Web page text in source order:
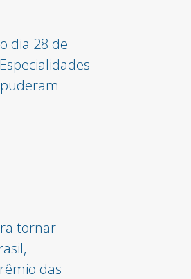
dia 28 de
tornar
das